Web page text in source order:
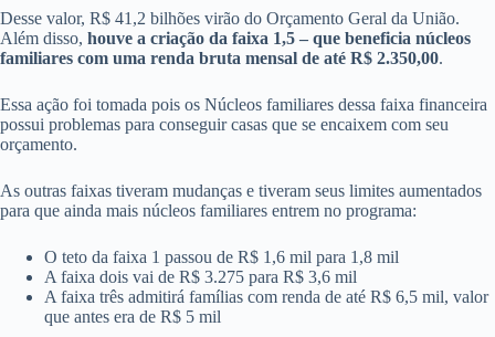
Desse valor, R$ 41,2 bilhões virão do Orçamento Geral da União.
Além disso, houve a criação da faixa 1,5 – que beneficia núcleos
familiares com uma renda bruta mensal de até R$ 2.350,00.
Essa ação foi tomada pois os Núcleos familiares dessa faixa financeira
possui problemas para conseguir casas que se encaixem com seu
orçamento.
As outras faixas tiveram mudanças e tiveram seus limites aumentados
para que ainda mais núcleos familiares entrem no programa:
O teto da faixa 1 passou de R$ 1,6 mil para 1,8 mil
A faixa dois vai de R$ 3.275 para R$ 3,6 mil
A faixa três admitirá famílias com renda de até R$ 6,5 mil, valor
que antes era de R$ 5 mil